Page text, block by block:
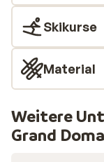
Skikurse
Material
Weitere
Grand